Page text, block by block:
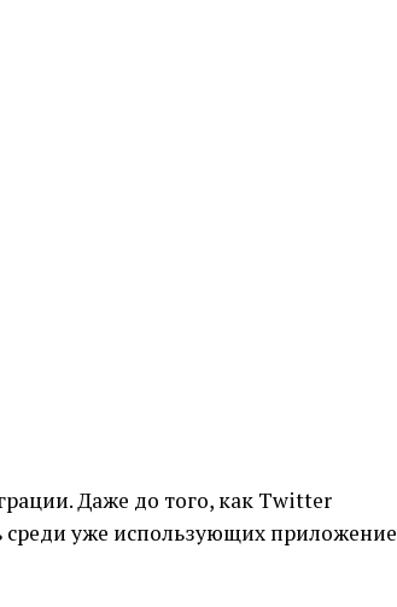
Даже до того, как Twitter
уже использующих приложение